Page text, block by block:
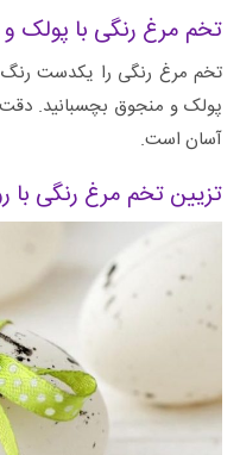
تخم مرغ رنگی با پولک
تخم‌ مرغ رنگی را یکدست
پولک و منجوق بچسبانید.
آسان است.
تزیین تخم مرغ رنگی با